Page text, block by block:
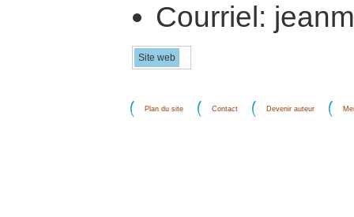
Courriel:
Site web
Plan du site Contact Devenir auteur